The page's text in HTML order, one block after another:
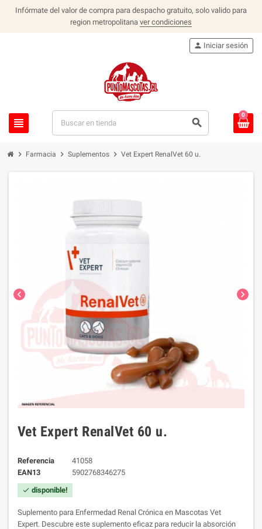
Infórmate del valor de compra para despacho gratuito, solo valido para
region metropolitana ver condiciones
view_headline search
person Iniciar sesión
0
chevron_right Farmacia chevron_right Suplementos chevron_right Vet Expert RenalVet 60 u.
chevron_left chevron_right
Vet Expert RenalVet 60 u.
Referencia
41058
EAN13
5902768346275
check disponible!
Suplemento para Enfermedad Renal Crónica en Mascotas Vet
Expert. Descubre este suplemento eficaz para reducir la absorción